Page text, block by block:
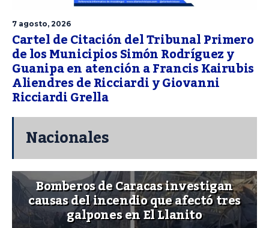
7 agosto, 2026
Cartel de Citación del Tribunal Primero
de los Municipios Simón Rodríguez y
Guanipa en atención a Francis Kairubis
Aliendres de Ricciardi y Giovanni
Ricciardi Grella
Nacionales
Bomberos de Caracas investigan
causas del incendio que afectó tres
galpones en El Llanito